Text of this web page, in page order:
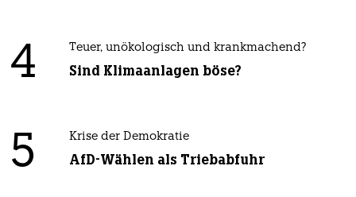
4 Teuer, unökologisch und krankmachend?
Sind Klimaanlagen böse?
5 Krise der Demokratie
AfD-Wählen als Triebabfuhr